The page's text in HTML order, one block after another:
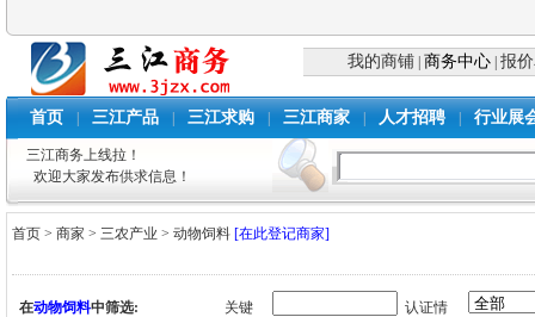
我的商铺 商务中心 |报
首页 三江产品 三江求购 三江商家 人才招聘 行业展
三江商务上线拉！
欢迎大家发布供求信息！
首页 >商家 >三农产业 >动物饲料 [在此登记商家]
在动物饲料中筛选:
关键
认证情